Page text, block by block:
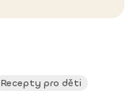
Recepty pro děti